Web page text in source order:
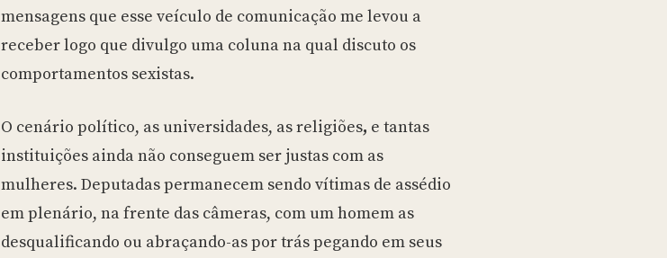
mensagens que esse veículo de comunicação me levou a
receber logo que divulgo uma coluna na qual discuto os
comportamentos sexistas.
O cenário político, as universidades, as religiões, e tantas
instituições ainda não conseguem ser justas com as
mulheres. Deputadas permanecem sendo vítimas de assédio
em plenário, na frente das câmeras, com um homem as
desqualificando ou abraçando-as por trás pegando em seus